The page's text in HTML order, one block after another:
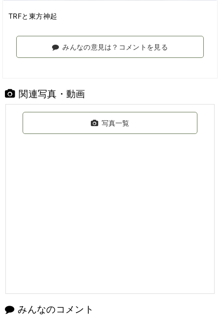
TRFと東方神起
みんなの意見は？コメントを見る
関連写真・動画
写真一覧
みんなのコメント